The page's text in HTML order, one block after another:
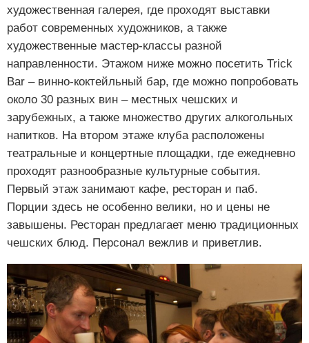
художественная галерея, где проходят выставки
работ современных художников, а также
художественные мастер-классы разной
направленности. Этажом ниже можно посетить Trick
Bar – винно-коктейльный бар, где можно попробовать
около 30 разных вин – местных чешских и
зарубежных, а также множество других алкогольных
напитков. На втором этаже клуба расположены
театральные и концертные площадки, где ежедневно
проходят разнообразные культурные события.
Первый этаж занимают кафе, ресторан и паб.
Порции здесь не особенно велики, но и цены не
завышены. Ресторан предлагает меню традиционных
чешских блюд. Персонал вежлив и приветлив.